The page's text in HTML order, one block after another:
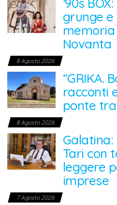
grunge
Novanta
8 Agosto 2026
“GRIKA.
racconti
ponte
8 Agosto 2026
Galatina:
Tari con
leggere
imprese
7 Agosto 2026